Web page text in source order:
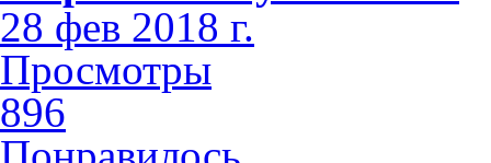
28 фев 2018 г.
Просмотры
896